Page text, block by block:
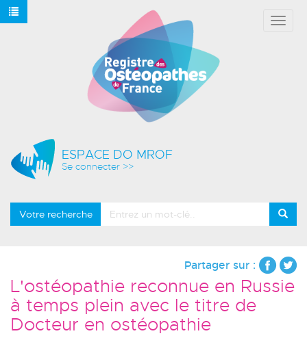
ESPACE DO MROF
Se connecter >>
Votre recherche
Partager sur :
L'ostéopathie reconnue en Russie
à temps plein avec le titre de
Docteur en ostéopathie